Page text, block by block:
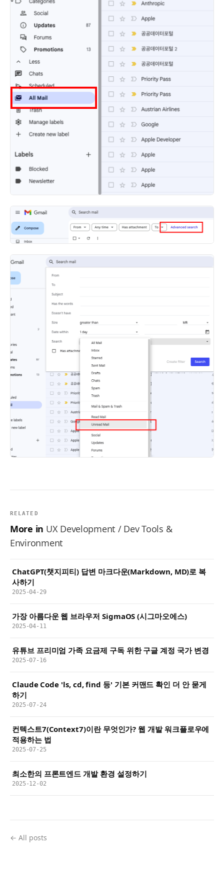
RELATED
More in UX Development / Dev Tools &
Environment
ChatGPT(챗지피티) 답변 마크다운(Markdown, MD)로 복
사하기
2025-04-29
가장 아름다운 웹 브라우저 SigmaOS (시그마오에스)
2025-04-11
유튜브 프리미엄 가족 요금제 구독 위한 구글 계정 국가 변경
2025-07-16
Claude Code 'ls, cd, find 등' 기본 커맨드 확인 더 안 묻게
하기
2025-07-24
컨텍스트7(Context7)이란 무엇인가? 웹 개발 워크플로우에
적용하는 법
2025-07-25
최소한의 프론트엔드 개발 환경 설정하기
2025-12-02
← All posts